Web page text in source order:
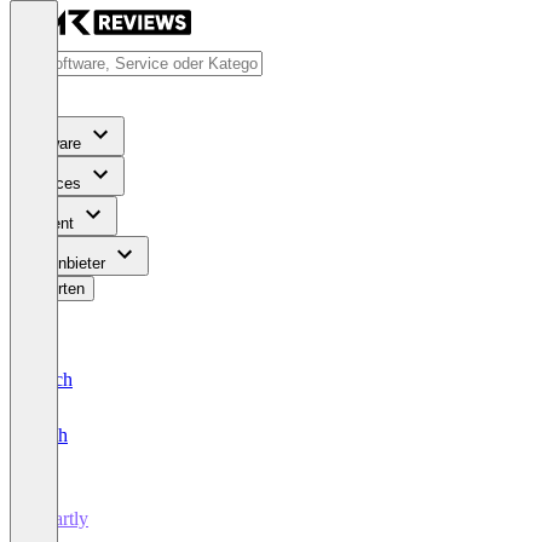
Software
Services
Content
Für Anbieter
Bewerten
Deutsch
English
Heartly